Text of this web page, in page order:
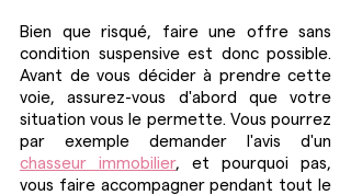
Bien que risqué, faire une offre sans
condition suspensive est donc possible.
Avant de vous décider à prendre cette
voie, assurez-vous d'abord que votre
situation vous le permette. Vous pourrez
chasseur immobilier, et pourquoi pas,
vous faire accompagner pendant tout le